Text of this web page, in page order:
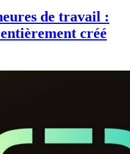
de travail :
créé